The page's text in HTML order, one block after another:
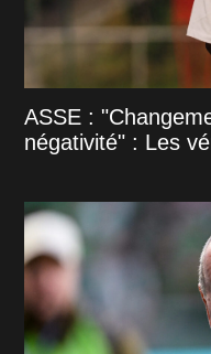
ASSE :
négativité" : Les